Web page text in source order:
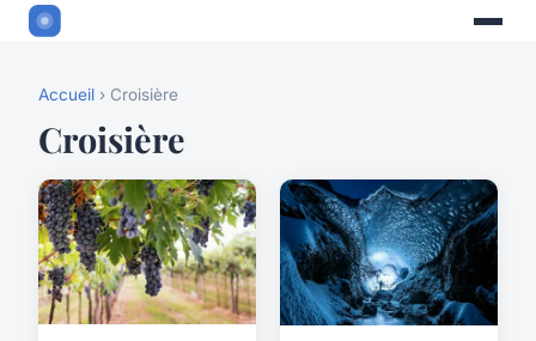
Accueil › Croisière
Croisière